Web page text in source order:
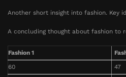
Another short insight into fashion. Key
A concluding thought about fashion to
Fashion 1
60
47